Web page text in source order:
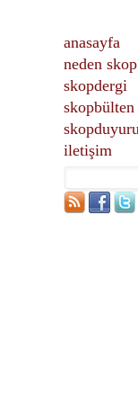
anasayfa
neden
skopdergi
skopbülten
iletişim